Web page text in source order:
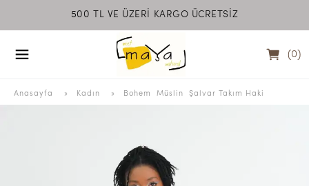
500 TL VE ÜZERİ KARGO ÜCRETSİZ
MEET MAYA
(0)
Anasayfa » Kadın » Bohem  Müslin  Şalvar Takım Haki